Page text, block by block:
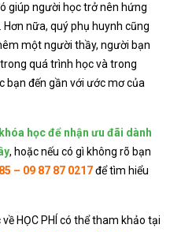
giúp người học trở nên hứng
nữa, quý phụ huynh cũng
một người thầy, người bạn
quá trình học và trong
bạn đến gần với ước mơ của
học để nhận ưu đãi dành
, hoặc nếu có gì không rõ bạn
– 09 87 87 0217để tìm hiểu
HỌC PHÍ có thể tham khảo tại